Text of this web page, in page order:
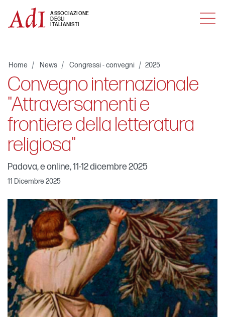
ASSOCIAZIONE
DEGLI
ITALIANISTI
MENU
Home News Congressi - convegni 2025
Convegno internazionale
"Attraversamenti e
frontiere della letteratura
religiosa"
Padova, e online, 11-12 dicembre 2025
11 Dicembre 2025